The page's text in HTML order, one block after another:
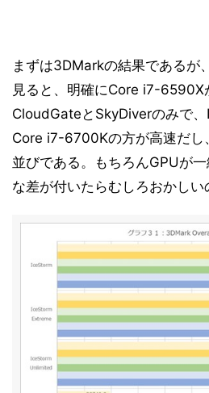
まずは3DMarkの結果であるが
見ると、明確にCore i7-6590X
CloudGateとSkyDiverのみで
Core i7-6700Kの方が高速だし
並びである。もちろんGPUが
な差が付いたらむしろおかしい